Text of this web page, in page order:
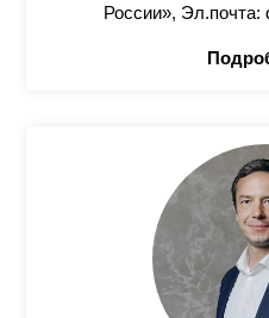
России», Эл.почта: